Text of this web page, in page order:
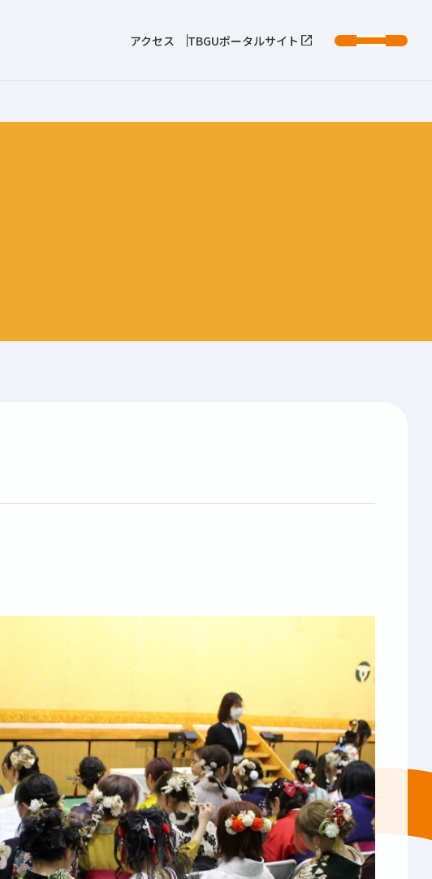
アクセス TBGUポータルサイト